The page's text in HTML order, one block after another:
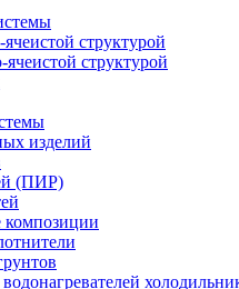
структурой
структурой
изделий
(ПИР)